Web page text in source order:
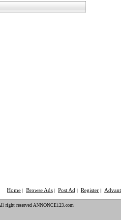
Home | Browse Ads | Post Ad | Register |
right reserved ANNONCE123.com